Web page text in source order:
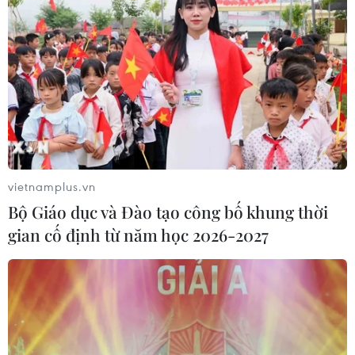
CƠ QUAN CHỦ QUẢN: THÔNG TẤN XÃ VIỆT NAM
Tổng Biên tập: TRẦN TIẾN DUẨN
Phó Tổng Biên tập: NGUYỄN THỊ TÁM, KHÚC THANH
THỦY
Sở hữu trí tuệ
Quy định sử dụng
RSS
Hỗ trợ
Dịch vụ tin
Quảng cáo
Liên hệ
vietnamplus.vn
Bộ Giáo dục và Đào tạo công bố khung thời
gian cố định từ năm học 2026-2027